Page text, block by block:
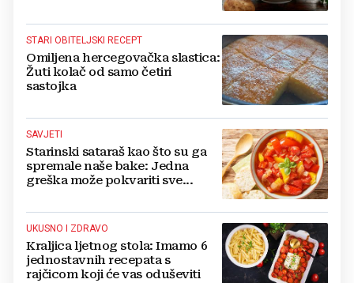
STARI OBITELJSKI RECEPT
Omiljena hercegovačka slastica:
Žuti kolač od samo četiri
sastojka
SAVJETI
Starinski sataraš kao što su ga
spremale naše bake: Jedna
greška može pokvariti sve...
UKUSNO I ZDRAVO
Kraljica ljetnog stola: Imamo 6
jednostavnih recepata s
rajčicom koji će vas oduševiti